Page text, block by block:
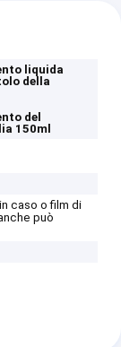
liquida
della
del
150ml
caso o film di
può